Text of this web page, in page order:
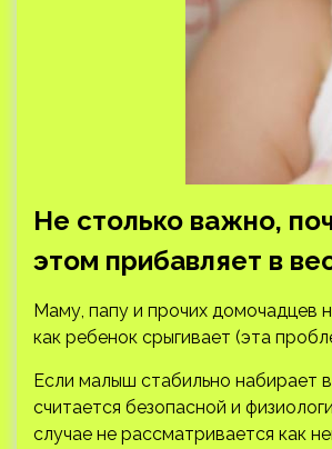
Не столько важно,
этом прибавляет в
Маму, папу и прочих домочадцев
как ребенок срыгивает (эта
Если малыш стабильно набирает
считается безопасной и
случае не рассматривается как